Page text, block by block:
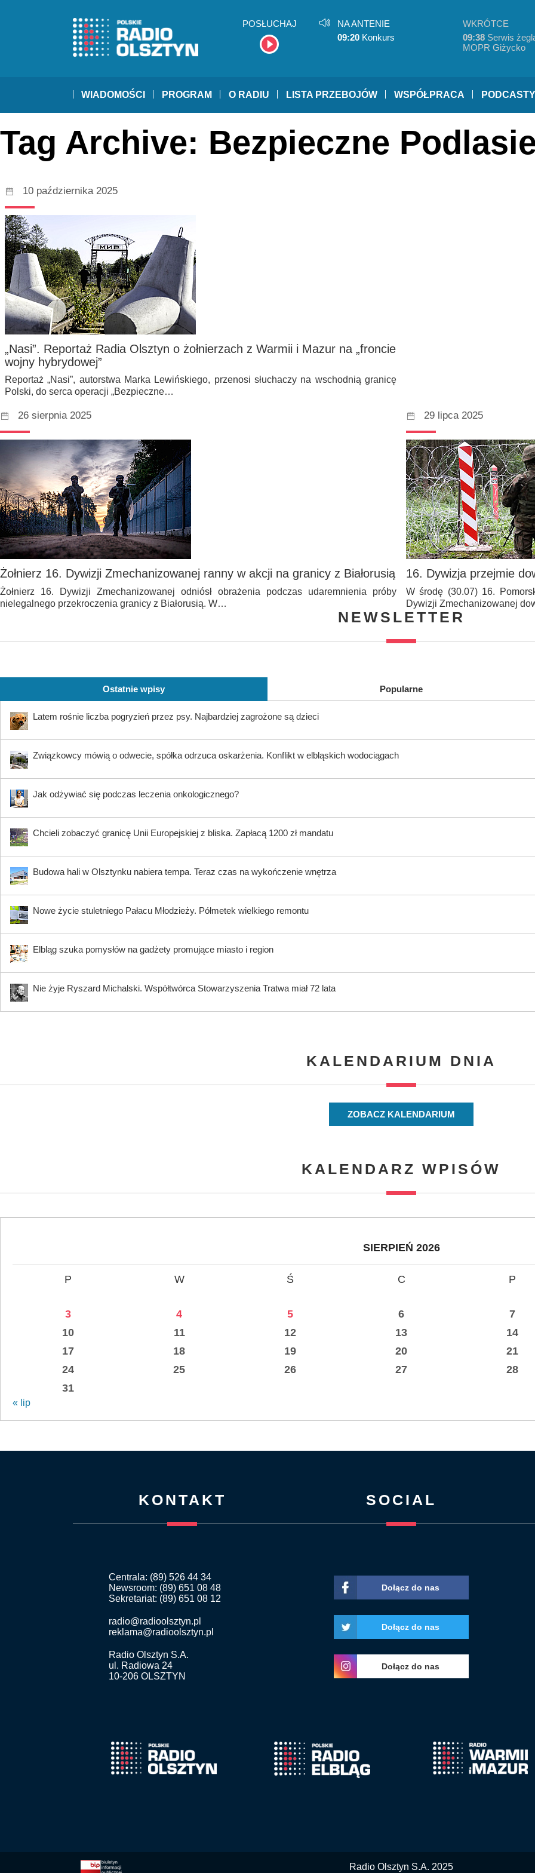
POSŁUCHAJ
NA ANTENIE
09:20 Konkurs
WKRÓTCE
09:38 Serwis
MOPR Giżycko
WIADOMOŚCI PROGRAM O RADIU LISTA PRZEBOJÓW WSPÓŁPRACA PODCASTY
Tag Archive: Bezpieczne
10 października 2025
„Nasi”. Reportaż Radia Olsztyn o żołnierzach z Warmii i Mazur na „froncie
wojny hybrydowej”
Reportaż „Nasi”, autorstwa Marka Lewińskiego, przenosi słuchaczy na wschodnią granicę
Polski, do serca operacji „Bezpieczne…
26 sierpnia 2025
Żołnierz 16. Dywizji Zmechanizowanej ranny w akcji na granicy z Białorusią
Żołnierz 16. Dywizji Zmechanizowanej odniósł obrażenia podczas udaremnienia próby
nielegalnego przekroczenia granicy z Białorusią. W…
29 lipca 2025
16. Dywizja przejmie
W środę (30.07) 16.
Dywizji Zmechanizowanej
NEWSLETTER
Ostatnie wpisy Popularne
Latem rośnie liczba pogryzień przez psy. Najbardziej zagrożone są dzieci
Związkowcy mówią o odwecie, spółka odrzuca oskarżenia. Konflikt w elbląskich wodociągach
Jak odżywiać się podczas leczenia onkologicznego?
Chcieli zobaczyć granicę Unii Europejskiej z bliska. Zapłacą 1200 zł mandatu
Budowa hali w Olsztynku nabiera tempa. Teraz czas na wykończenie wnętrza
Nowe życie stuletniego Pałacu Młodzieży. Półmetek wielkiego remontu
Elbląg szuka pomysłów na gadżety promujące miasto i region
Nie żyje Ryszard Michalski. Współtwórca Stowarzyszenia Tratwa miał 72 lata
KALENDARIUM DNIA
ZOBACZ KALENDARIUM
KALENDARZ WPISÓW
SIERPIEŃ 2026
P W Ś C P
3
4 5 6 7
10
11 12 13 14
17
18 19 20 21
24
25 26 27 28
31
« lip
KONTAKT
Centrala: (89) 526 44 34
Newsroom: (89) 651 08 48
Sekretariat: (89) 651 08 12
radio@radioolsztyn.pl
reklama@radioolsztyn.pl
Radio Olsztyn S.A.
ul. Radiowa 24
10-206 OLSZTYN
SOCIAL
Dołącz do nas
Dołącz do nas
Dołącz do nas
Radio Olsztyn S.A. 2025